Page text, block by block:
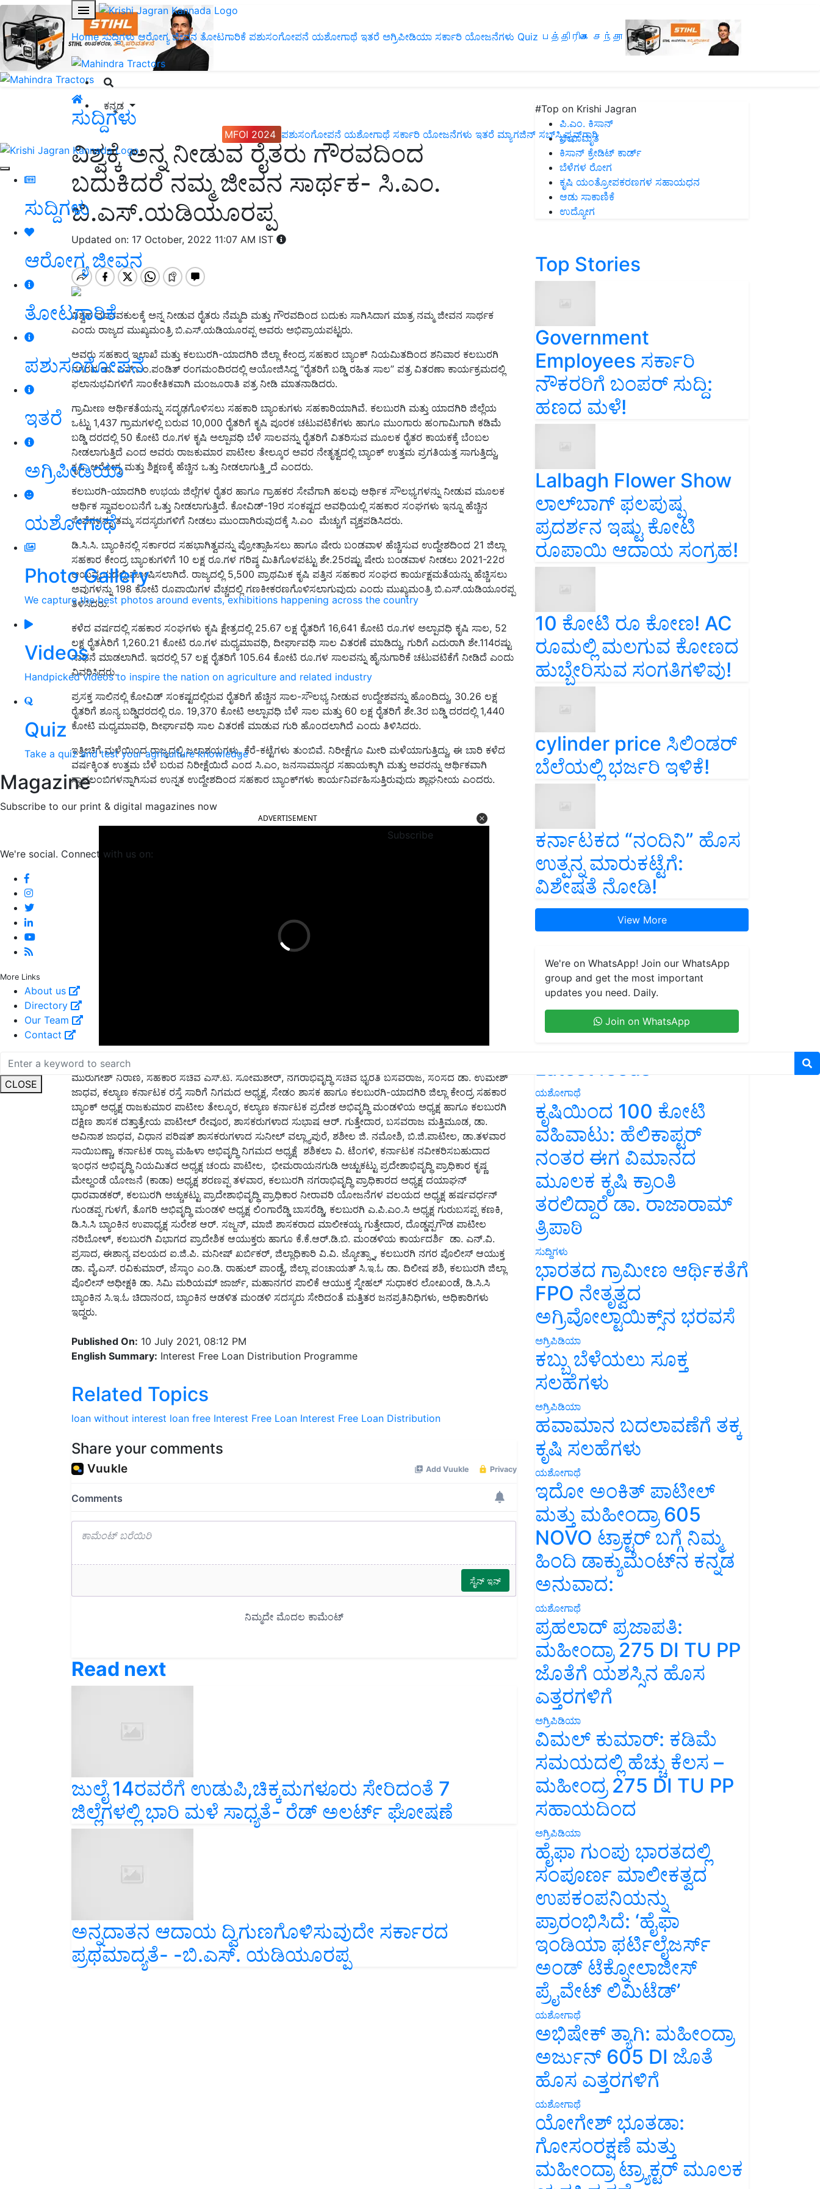
Home ಸುದ್ದಿಗಳು ಆರೋಗ್ಯ ಜೀವನ ತೋಟಗಾರಿಕೆ ಪಶುಸಂಗೋಪನೆ ಯಶೋಗಾಥೆ ಇತರೆ ಅಗ್ರಿಪೀಡಿಯಾ ಸರ್ಕಾರಿ ಯೋಜನೆಗಳು Quiz பத்திரிகை சந்தா
ಕನ್ನಡ
MFOI 2024 ಪಶುಸಂಗೋಪನೆ ಯಶೋಗಾಥೆ ಸರ್ಕಾರಿ ಯೋಜನೆಗಳು ಇತರೆ ಮ್ಯಾಗಜಿನ್‌ ಸಬ್‌ಸ್ಕ್ರಿಪ್ಷನ್‌ಗಾಗಿ
ಸುದ್ದಿಗಳು
ಆರೋಗ್ಯ ಜೀವನ
ತೋಟಗಾರಿಕೆ
ಪಶುಸಂಗೋಪನೆ
ಇತರೆ
ಅಗ್ರಿಪೀಡಿಯಾ
ಯಶೋಗಾಥೆ
Photo Gallery
We capture the best photos around events, exhibitions happening across the country
Videos
Handpicked videos to inspire the nation on agriculture and related industry
Quiz
Take a quiz and test your agriculture knowledge
Magazine
Subscribe to our print & digital magazines now
Subscribe
We're social. Connect with us on:
More Links
About us
Directory
Our Team
Contact
CLOSE
ಸುದ್ದಿಗಳು
ವಿಶ್ವಕ್ಕೆ ಅನ್ನ ನೀಡುವ ರೈತರು ಗೌರವದಿಂದ
ಬದುಕಿದರೆ ನಮ್ಮ ಜೀವನ ಸಾರ್ಥಕ- ಸಿ.ಎಂ.
ಬಿ.ಎಸ್.ಯಡಿಯೂರಪ್ಪ
Updated on: 17 October, 2022 11:07 AM IST
ವಿಶ್ವದ ಮಾನವಕುಲಕ್ಕೆ ಅನ್ನ ನೀಡುವ ರೈತರು ನೆಮ್ಮದಿ ಮತ್ತು ಗೌರವದಿಂದ ಬದುಕು ಸಾಗಿಸಿದಾಗ ಮಾತ್ರ ನಮ್ಮ ಜೀವನ ಸಾರ್ಥಕ
ಎಂದು ರಾಜ್ಯದ ಮುಖ್ಯಮಂತ್ರಿ ಬಿ.ಎಸ್.ಯಡಿಯೂರಪ್ಪ ಅವರು ಅಭಿಪ್ರಾಯಪಟ್ಟರು.
ಅವರು ಸಹಕಾರ ಇಲಾಖೆ ಮತ್ತು ಕಲಬುರಗಿ-ಯಾದಗಿರಿ ಜಿಲ್ಲಾ ಕೇಂದ್ರ ಸಹಕಾರ ಬ್ಯಾಂಕ್ ನಿಯಮಿತದಿಂದ ಶನಿವಾರ ಕಲಬುರಗಿ
ನಗರದ ಡಾ. ಎಸ್.ಎಂ.ಪಂಡಿತ್ ರಂಗಮಂದಿರದಲ್ಲಿ ಆಯೋಜಿಸಿದ್ದ “ರೈತರಿಗೆ ಬಡ್ಡಿ ರಹಿತ ಸಾಲ” ಪತ್ರ ವಿತರಣಾ ಕಾರ್ಯಕ್ರಮದಲ್ಲಿ
ಫಲಾನುಭವಿಗಳಿಗೆ ಸಾಂಕೇತಿಕವಾಗಿ ಮಂಜೂರಾತಿ ಪತ್ರ ನೀಡಿ ಮಾತನಾಡಿದರು.
ಗ್ರಾಮೀಣ ಆರ್ಥಿಕತೆಯನ್ನು ಸದೃಢಗೊಳಿಸಲು ಸಹಕಾರಿ ಬ್ಯಾಂಕುಗಳು ಸಹಕಾರಿಯಾಗಿವೆ. ಕಲಬುರಗಿ ಮತ್ತು ಯಾದಗಿರಿ ಜಿಲ್ಲೆಯ
ಒಟ್ಟು 1,437 ಗ್ರಾಮಗಳಲ್ಲಿ ಬರುವ 10,000 ರೈತರಿಗೆ ಕೃಷಿ ಪೂರಕ ಚಟುವಟಿಕೆಗಳು ಹಾಗೂ ಮುಂಗಾರು ಹಂಗಾಮಿಗಾಗಿ ಕಡಿಮೆ
ಬಡ್ಡಿ ದರದಲ್ಲಿ 50 ಕೋಟಿ ರೂ.ಗಳ ಕೃಷಿ ಅಲ್ಪಾವಧಿ ಬೆಳೆ ಸಾಲವನ್ನು ರೈತರಿಗೆ ವಿತರಿಸುವ ಮೂಲಕ ರೈತರ ಕಾಯಕಕ್ಕೆ ಬೆಂಬಲ
ನೀಡಲಾಗುತ್ತಿದೆ ಎಂದ ಅವರು ರಾಜಕುಮಾರ ಪಾಟೀಲ ತೇಲ್ಕೂರ ಅವರ ನೇತೃತ್ವದಲ್ಲಿ ಬ್ಯಾಂಕ್ ಉತ್ತಮ ಪ್ರಗತಿಯತ್ತ ಸಾಗುತ್ತಿದ್ದು,
ಕೃಷಿ, ಆರೋಗ್ಯ ಮತ್ತು ಶಿಕ್ಷಣಕ್ಕೆ ಹೆಚ್ಚಿನ ಒತ್ತು ನೀಡಲಾಗುತ್ತ್ತಿದೆ ಎಂದರು.
ಕಲಬುರಗಿ-ಯಾದಗಿರಿ ಉಭಯ ಜಿಲ್ಲೆಗಳ ರೈತರ ಹಾಗೂ ಗ್ರಾಹಕರ ಸೇವೆಗಾಗಿ ಹಲವು ಆರ್ಥಿಕ ಸೌಲಭ್ಯಗಳನ್ನು ನೀಡುವ ಮೂಲಕ
ಆರ್ಥಿಕ ಸ್ವಾವಲಂಬನೆಗೆ ಒತ್ತು ನೀಡಲಾಗುತ್ತಿದೆ. ಕೋವಿಡ್-19ರ ಸಂಕಷ್ಟದ ಅವಧಿಯಲ್ಲಿ ಸಹಕಾರ ಸಂಘಗಳು ಇನ್ನೂ ಹೆಚ್ಚಿನ
ಸೇವೆಗಳನ್ನು ತಮ್ಮ ಸದಸ್ಯರುಗಳಿಗೆ ನೀಡಲು ಮುಂದಾಗಿರುವುದಕ್ಕೆ ಸಿ.ಎಂ ಮೆಚ್ಚುಗೆ ವ್ಯಕ್ತಪಡಿಸಿದರು.
ಡಿ.ಸಿ.ಸಿ. ಬ್ಯಾಂಕಿನಲ್ಲಿ ಸರ್ಕಾರದ ಸಹಭಾಗಿತ್ವವನ್ನು ಪ್ರೋತ್ಸಾಹಿಸಲು ಹಾಗೂ ಷೇರು ಬಂಡವಾಳ ಹೆಚ್ಚಿಸುವ ಉದ್ದೇಶದಿಂದ 21 ಜಿಲ್ಲಾ
ಸಹಕಾರ ಕೇಂದ್ರ ಬ್ಯಾಂಕುಗಳಿಗೆ 10 ಲಕ್ಷ ರೂ.ಗಳ ಗರಿಷ್ಠ ಮಿತಿಗೊಳಪಟ್ಟು ಶೇ.25ರಷ್ಟು ಷೇರು ಬಂಡವಾಳ ನೀಡಲು 2021-22ರ
ಆಯವ್ಯಯದಲ್ಲಿ ಘೋಷಿಸಲಾಗಿದೆ. ರಾಜ್ಯದಲ್ಲಿ 5,500 ಪ್ರಾಥಮಿಕ ಕೃಷಿ ಪತ್ತಿನ ಸಹಕಾರ ಸಂಘದ ಕಾರ್ಯಕ್ಷಮತೆಯನ್ನು ಹೆಚ್ಚಿಸಲು
ಅವುಗಳನ್ನು 198 ಕೋಟಿ ರೂಪಾಯಿಗಳ ವೆಚ್ಚದಲ್ಲಿ ಗಣಕೀಕರಣಗೊಳಿಸಲಾಗುವುದು ಎಂದು ಮುಖ್ಯಮಂತ್ರಿ ಬಿ.ಎಸ್.ಯಡಿಯೂರಪ್ಪ
ತಿಳಿಸಿದರು.
ಕಳೆದ ವರ್ಷದಲ್ಲಿ ಸಹಕಾರ ಸಂಘಗಳು ಕೃಷಿ ಕ್ಷೇತ್ರದಲ್ಲಿ 25.67 ಲಕ್ಷ ರೈತರಿಗೆ 16,641 ಕೋಟಿ ರೂ.ಗಳ ಅಲ್ಪಾವಧಿ ಕೃಷಿ ಸಾಲ, 52
ಲಕ್ಷ ರೈತÀರಿಗೆ 1,260.21 ಕೋಟಿ ರೂ.ಗಳ ಮಧ್ಯಮಾವಧಿ, ದೀರ್ಘಾವಧಿ ಸಾಲ ವಿತರಣೆ ಮಾಡಿದ್ದು, ಗುರಿಗೆ ಎದುರಾಗಿ ಶೇ.114ರಷ್ಟು
ಸಾಧನೆ ಮಾಡಲಾಗಿದೆ. ಇದರಲ್ಲಿ 57 ಲಕ್ಷ ರೈತರಿಗೆ 105.64 ಕೋಟಿ ರೂ.ಗಳ ಸಾಲವನ್ನು ಹೈನುಗಾರಿಕೆ ಚಟುವಟಿಕೆಗೆ ನೀಡಿದೆ ಎಂದು
ವಿವರಿಸಿದರು.
ಪ್ರಸಕ್ತ ಸಾಲಿನಲ್ಲಿ ಕೋವಿಡ್ ಸಂಕಷ್ಟದಲ್ಲಿರುವ ರೈತರಿಗೆ ಹೆಚ್ಚಿನ ಸಾಲ-ಸೌಲಭ್ಯ ನೀಡುವ ಉದ್ದೇಶವನ್ನು ಹೊಂದಿದ್ದು, 30.26 ಲಕ್ಷ
ರೈತರಿಗೆ ಶೂನ್ಯ ಬಡ್ಡಿದರದಲ್ಲಿ ರೂ. 19,370 ಕೋಟಿ ಅಲ್ಪಾವಧಿ ಬೆಳೆ ಸಾಲ ಮತ್ತು 60 ಲಕ್ಷ ರೈತರಿಗೆ ಶೇ.3ರ ಬಡ್ಡಿ ದರದಲ್ಲಿ 1,440
ಕೋಟಿ ಮಧ್ಯಮಾವಧಿ, ದೀರ್ಘಾವಧಿ ಸಾಲ ವಿತರಣೆ ಮಾಡುವ ಗುರಿ ಹೊಂದಲಾಗಿದೆ ಎಂದು ತಿಳಿಸಿದರು.
ಇತ್ತೀಚಿಗೆ ಮಳೆಯಿಂದ ರಾಜ್ಯದಲ್ಲಿ ಜಲಾಶಯಗಳು, ಕೆರೆ-ಕಟ್ಟೆಗಳು ತುಂಬಿವೆ. ನಿರೀಕ್ಷೆಗೂ ಮೀರಿ ಮಳೆಯಾಗುತ್ತಿದ್ದು, ಈ ಬಾರಿ ಕಳೆದ
ವರ್ಷಕ್ಕಿಂತ ಉತ್ತಮ ಬೆಳೆ ಬರುವ ನಿರೀಕ್ಷೆಯಿದೆ ಎಂದ ಸಿ.ಎಂ, ಜನಸಾಮಾನ್ಯರ ಸಹಾಯಕ್ಕಾಗಿ ಮತ್ತು ಅವರನ್ನು ಆರ್ಥಿಕವಾಗಿ
ಸ್ವಾವಲಂಬಿಗಳನ್ನಾಗಿಸುವ ಉನ್ನತ ಉದ್ದೇಶದಿಂದ ಸಹಕಾರ ಬ್ಯಾಂಕ್‌ಗಳು ಕಾರ್ಯನಿರ್ವಹಿಸುತ್ತಿರುವುದು ಶ್ಲಾಘನೀಯ ಎಂದರು.
ಕಾರ್ಯಕ್ರಮದಲ್ಲಿ ಡಿಸಿಎಂ ಗೋವಿಂದ ಕಾರಜೋಳ, ಗಣಿ ಮತ್ತು ಭೂ ವಿಜ್ಞಾನ ಮತ್ತು ಕಲಬುರಗಿ ಜಿಲ್ಲಾ ಉಸ್ತುವಾರಿ ಸಚಿವ
ಮುರುಗೇಶ್ ನಿರಾಣಿ, ಸಹಕಾರ ಸಚಿವ ಎಸ್.ಟಿ. ಸೋಮಶೇರ್, ನಗರಾಭಿವೃದ್ಧಿ ಸಚಿವ ಭೈರತಿ ಬಸವರಾಜ, ಸಂಸದ ಡಾ. ಉಮೇಶ್
ಜಾಧವ, ಕಲ್ಯಾಣ ಕರ್ನಾಟಕ ರಸ್ತೆ ಸಾರಿಗೆ ನಿಗಮದ ಅಧ್ಯಕ್ಷ, ಸೇಡಂ ಶಾಸಕ ಹಾಗೂ ಕಲಬುರಗಿ-ಯಾದಗಿರಿ ಜಿಲ್ಲಾ ಕೇಂದ್ರ ಸಹಕಾರ
ಬ್ಯಾಂಕ್ ಅಧ್ಯಕ್ಷ ರಾಜಕುಮಾರ ಪಾಟೀಲ ತೇಲ್ಕೂರ, ಕಲ್ಯಾಣ ಕರ್ನಾಟಕ ಪ್ರದೇಶ ಅಭಿವೃದ್ಧಿ ಮಂಡಳಿಯ ಅಧ್ಯಕ್ಷ ಹಾಗೂ ಕಲಬುರಗಿ
ದಕ್ಷಿಣ ಶಾಸಕ ದತ್ತಾತ್ರೇಯ ಪಾಟೀಲ್ ರೇವೂರ, ಶಾಸಕರುಗಳಾದ ಸುಭಾಷ ಆರ್. ಗುತ್ತೇದಾರ, ಬಸವರಾಜ ಮತ್ತಿಮೂಡ, ಡಾ.
ಅವಿನಾಶ ಜಾಧವ, ವಿಧಾನ ಪರಿಷತ್ ಶಾಸಕರುಗಳಾದ ಸುನೀಲ್ ವಲ್ಲ್ಯಾಪುರೆ, ಶಶೀಲ ಜಿ. ನಮೋಶಿ, ಬಿ.ಜಿ.ಪಾಟೀಲ, ಡಾ.ತಳವಾರ
ಸಾಯಿಬಣ್ಣಾ, ಕರ್ನಾಟಕ ರಾಜ್ಯ ಮಹಿಳಾ ಅಭಿವೃದ್ಧಿ ನಿಗಮದ ಅಧ್ಯಕ್ಷೆ ಶಶಿಕಲಾ ವಿ. ಟೆಂಗಳಿ, ಕರ್ನಾಟಕ ನವೀಕರಿಸಬಹುದಾದ
ಇಂಧನ ಅಭಿವೃದ್ಧಿ ನಿಯಮಿತದ ಅಧ್ಯಕ್ಷ ಚಂದು ಪಾಟೀಲ, ಭೀಮರಾಯನಗುಡಿ ಅಚ್ಟುಕಟ್ಟು ಪ್ರದೇಶಾಭಿವೃದ್ಧಿ ಪ್ರಾಧಿಕಾರ ಕೃಷ್ಣ
ಮೇಲ್ದಂಡೆ ಯೋಜನೆ (ಕಾಡಾ) ಅಧ್ಯಕ್ಷ ಶರಣಪ್ಪ ತಳವಾರ, ಕಲಬುರಗಿ ನಗರಾಭಿವೃದ್ಧಿ ಪ್ರಾಧಿಕಾರದ ಅಧ್ಯಕ್ಷ ದಯಾಘನ್
ಧಾರವಾಡಕರ್, ಕಲಬುರಗಿ ಅಚ್ಚುಕಟ್ಟು ಪ್ರಾದೇಶಾಭಿವೃದ್ಧಿ ಪ್ರಾಧಿಕಾರ ನೀರಾವರಿ ಯೋಜನೆಗಳ ವಲಯದ ಅಧ್ಯಕ್ಷ ಹರ್ಷವರ್ಧನ್
ಗುಂಡಪ್ಪ ಗುಳಗೆ, ತೊಗರಿ ಅಭಿವೃದ್ಧಿ ಮಂಡಳಿ ಅಧ್ಯಕ್ಷ ಲಿಂಗಾರೆಡ್ಡಿ ಬಾಸರೆಡ್ಡಿ, ಕಲಬುರಗಿ ಎ.ಪಿ.ಎಂ.ಸಿ ಅಧ್ಯಕ್ಷ ಗುರುಬಸಪ್ಪ ಕಣಕಿ,
ಡಿ.ಸಿ.ಸಿ ಬ್ಯಾಂಕಿನ ಉಪಾಧ್ಯಕ್ಷ ಸುರೇಶ ಆರ್. ಸಜ್ಜನ್, ಮಾಜಿ ಶಾಸಕರಾದ ಮಾಲೀಕಯ್ಯ ಗುತ್ತೇದಾರ, ದೊಡ್ಡಪ್ಪಗೌಡ ಪಾಟೀಲ
ನರಿಬೋಳ್, ಕಲಬುರಗಿ ವಿಭಾಗದ ಪ್ರಾದೇಶಿಕ ಆಯುಕ್ತರು ಹಾಗೂ ಕೆ.ಕೆ.ಆರ್.ಡಿ.ಬಿ. ಮಂಡಳಿಯ ಕಾರ್ಯದರ್ಶಿ ಡಾ. ಎನ್.ವಿ.
ಪ್ರಸಾದ, ಈಶಾನ್ಯ ವಲಯದ ಐ.ಜಿ.ಪಿ. ಮನೀಷ್ ಖರ್ಬಿಕರ್, ಜಿಲ್ಲಾಧಿಕಾರಿ ವಿ.ವಿ. ಜ್ಯೋತ್ಸ್ನಾ, ಕಲಬುರಗಿ ನಗರ ಪೊಲೀಸ್ ಆಯುಕ್ತ
ಡಾ. ವೈ.ಎಸ್. ರವಿಕುಮಾರ್, ಜೆಸ್ಕಾಂ ಎಂ.ಡಿ. ರಾಹುಲ್ ಪಾಂಡ್ವೆ, ಜಿಲ್ಲಾ ಪಂಚಾಯತ್ ಸಿ.ಇ.ಓ ಡಾ. ದಿಲೀಷ ಶಶಿ, ಕಲಬುರಗಿ ಜಿಲ್ಲಾ
ಪೊಲೀಸ್ ಅಧೀಕ್ಷಕಿ ಡಾ. ಸಿಮಿ ಮರಿಯಮ್ ಜಾರ್ಜ್, ಮಹಾನಗರ ಪಾಲಿಕೆ ಆಯುಕ್ತ ಸ್ನೇಹಲ್ ಸುಧಾಕರ ಲೋಖಂಡೆ, ಡಿ.ಸಿ.ಸಿ
ಬ್ಯಾಂಕಿನ ಸಿ.ಇ.ಓ ಚಿದಾನಂದ, ಬ್ಯಾಂಕಿನ ಆಡಳಿತ ಮಂಡಳಿ ಸದಸ್ಯರು ಸೇರಿದಂತೆ ಮತ್ತಿತರ ಜನಪ್ರತಿನಿಧಿಗಳು, ಅಧಿಕಾರಿಗಳು
ಇದ್ದರು.
English Summary:Interest Free Loan Distribution Programme
loan without interest loan free
ಜುಲೈ 14ರವರೆಗೆ ಉಡುಪಿ,ಚಿಕ್ಕಮಗಳೂರು ಸೇರಿದಂತೆ 7
ಜಿಲ್ಲೆಗಳಲ್ಲಿ ಭಾರಿ ಮಳೆ ಸಾಧ್ಯತೆ- ರೆಡ್ ಅಲರ್ಟ್ ಘೋಷಣೆ
ಅನ್ನದಾತನ ಆದಾಯ ದ್ವಿಗುಣಗೊಳಿಸುವುದೇ ಸರ್ಕಾರದ
ಪ್ರಥಮಾದ್ಯತೆ- -ಬಿ.ಎಸ್. ಯಡಿಯೂರಪ್ಪ
#Top on Krishi Jagran
ಪಿ.ಎಂ. ಕಿಸಾನ್
ಜೀವಾಮೃತ
ಕಿಸಾನ್ ಕ್ರೇಡಿಟ್ ಕಾರ್ಡ್
ಬೆಳೆಗಳ ರೋಗ
ಕೃಷಿ ಯಂತ್ರೋಪಕರಣಗಳ ಸಹಾಯಧನ
ಆಡು ಸಾಕಾಣಿಕೆ
ಉದ್ಯೋಗ
Top Stories
Government
Employees ಸರ್ಕಾರಿ
ನೌಕರರಿಗೆ ಬಂಪರ್‌ ಸುದ್ದಿ:
ಹಣದ ಮಳೆ!
Lalbagh Flower Show
ಲಾಲ್‌ಬಾಗ್ ಫಲಪುಷ್ಪ
ಪ್ರದರ್ಶನ ಇಷ್ಟು ಕೋಟಿ
ರೂಪಾಯಿ ಆದಾಯ ಸಂಗ್ರಹ!
10 ಕೋಟಿ ರೂ ಕೋಣ! AC
ರೂಮಲ್ಲಿ ಮಲಗುವ ಕೋಣದ
ಹುಬ್ಬೇರಿಸುವ ಸಂಗತಿಗಳಿವು!
cylinder price ಸಿಲಿಂಡರ್‌
ಬೆಲೆಯಲ್ಲಿ ಭರ್ಜರಿ ಇಳಿಕೆ!
ಕರ್ನಾಟಕದ “ನಂದಿನಿ” ಹೊಸ
ಉತ್ಪನ್ನ ಮಾರುಕಟ್ಟೆಗೆ:
ವಿಶೇಷತೆ ನೋಡಿ!
View More
We're on WhatsApp! Join our WhatsApp
group and get the most important
updates you need. Daily.
Join on WhatsApp
Latest feeds
ಯಶೋಗಾಥೆ
ಕೃಷಿಯಿಂದ 100 ಕೋಟಿ
ವಹಿವಾಟು: ಹೆಲಿಕಾಪ್ಟರ್
ನಂತರ ಈಗ ವಿಮಾನದ
ಮೂಲಕ ಕೃಷಿ ಕ್ರಾಂತಿ
ತರಲಿದ್ದಾರೆ ಡಾ. ರಾಜಾರಾಮ್
ತ್ರಿಪಾಠಿ
ಸುದ್ದಿಗಳು
ಭಾರತದ ಗ್ರಾಮೀಣ ಆರ್ಥಿಕತೆಗೆ
FPO ನೇತೃತ್ವದ
ಅಗ್ರಿವೋಲ್ಟಾಯಿಕ್ಸ್‌ನ ಭರವಸೆ
ಅಗ್ರಿಪಿಡಿಯಾ
ಕಬ್ಬು ಬೆಳೆಯಲು ಸೂಕ್ತ
ಸಲಹೆಗಳು
ಅಗ್ರಿಪಿಡಿಯಾ
ಹವಾಮಾನ ಬದಲಾವಣೆಗೆ ತಕ್ಕ
ಕೃಷಿ ಸಲಹೆಗಳು
ಯಶೋಗಾಥೆ
ಇದೋ ಅಂಕಿತ್ ಪಾಟೀಲ್
ಮತ್ತು ಮಹೀಂದ್ರಾ 605
NOVO ಟ್ರಾಕ್ಟರ್ ಬಗ್ಗೆ ನಿಮ್ಮ
ಹಿಂದಿ ಡಾಕ್ಯುಮೆಂಟ್‌ನ ಕನ್ನಡ
ಅನುವಾದ:
ಯಶೋಗಾಥೆ
ಪ್ರಹಲಾದ್ ಪ್ರಜಾಪತಿ:
ಮಹೀಂದ್ರಾ 275 DI TU PP
ಜೊತೆಗೆ ಯಶಸ್ಸಿನ ಹೊಸ
ಎತ್ತರಗಳಿಗೆ
ಅಗ್ರಿಪಿಡಿಯಾ
ವಿಮಲ್ ಕುಮಾರ್: ಕಡಿಮೆ
ಸಮಯದಲ್ಲಿ ಹೆಚ್ಚು ಕೆಲಸ –
ಮಹೀಂದ್ರ 275 DI TU PP
ಸಹಾಯದಿಂದ
ಅಗ್ರಿಪಿಡಿಯಾ
ಹೈಫಾ ಗುಂಪು ಭಾರತದಲ್ಲಿ
ಸಂಪೂರ್ಣ ಮಾಲೀಕತ್ವದ
ಉಪಕಂಪನಿಯನ್ನು
ಪ್ರಾರಂಭಿಸಿದೆ: ‘ಹೈಫಾ
ಇಂಡಿಯಾ ಫರ್ಟಿಲೈಜರ್ಸ್
ಅಂಡ್ ಟೆಕ್ನೋಲಾಜೀಸ್
ಪ್ರೈವೇಟ್ ಲಿಮಿಟೆಡ್’
ಯಶೋಗಾಥೆ
ಅಭಿಷೇಕ್ ತ್ಯಾಗಿ: ಮಹೀಂದ್ರಾ
ಅರ್ಜುನ್ 605 DI ಜೊತೆ
ಹೊಸ ಎತ್ತರಗಳಿಗೆ
ಯಶೋಗಾಥೆ
ಯೋಗೇಶ್ ಭೂತಡಾ:
ಗೋಸಂರಕ್ಷಣೆ ಮತ್ತು
ಮಹೀಂದ್ರಾ ಟ್ರ್ಯಾಕ್ಟರ್ ಮೂಲಕ